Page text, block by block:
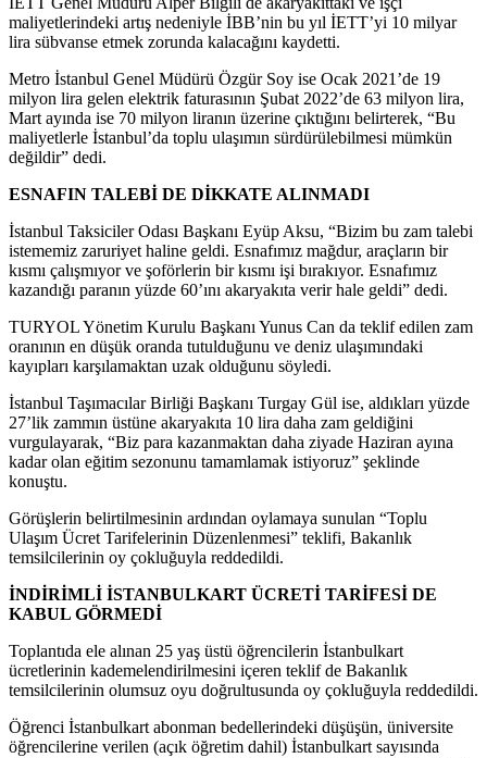
maliyetlerindeki artış nedeniyle İBB’nin bu yıl İETT’yi 10 milyar
lira sübvanse etmek zorunda kalacağını kaydetti.
Metro İstanbul Genel Müdürü Özgür Soy ise Ocak 2021’de 19
milyon lira gelen elektrik faturasının Şubat 2022’de 63 milyon lira,
Mart ayında ise 70 milyon liranın üzerine çıktığını belirterek, “Bu
maliyetlerle İstanbul’da toplu ulaşımın sürdürülebilmesi mümkün
değildir” dedi.
ESNAFIN TALEBİ DE DİKKATE ALINMADI
İstanbul Taksiciler Odası Başkanı Eyüp Aksu, “Bizim bu zam talebi
istememiz zaruriyet haline geldi. Esnafımız mağdur, araçların bir
kısmı çalışmıyor ve şoförlerin bir kısmı işi bırakıyor. Esnafımız
kazandığı paranın yüzde 60’ını akaryakıta verir hale geldi” dedi.
TURYOL Yönetim Kurulu Başkanı Yunus Can da teklif edilen zam
oranının en düşük oranda tutulduğunu ve deniz ulaşımındaki
kayıpları karşılamaktan uzak olduğunu söyledi.
İstanbul Taşımacılar Birliği Başkanı Turgay Gül ise, aldıkları yüzde
27’lik zammın üstüne akaryakıta 10 lira daha zam geldiğini
vurgulayarak, “Biz para kazanmaktan daha ziyade Haziran ayına
kadar olan eğitim sezonunu tamamlamak istiyoruz” şeklinde
konuştu.
Görüşlerin belirtilmesinin ardından oylamaya sunulan “Toplu
Ulaşım Ücret Tarifelerinin Düzenlenmesi” teklifi, Bakanlık
temsilcilerinin oy çokluğuyla reddedildi.
İNDİRİMLİ İSTANBULKART ÜCRETİ TARİFESİ DE
KABUL GÖRMEDİ
Toplantıda ele alınan 25 yaş üstü öğrencilerin İstanbulkart
ücretlerinin kademelendirilmesini içeren teklif de Bakanlık
temsilcilerinin olumsuz oyu doğrultusunda oy çokluğuyla reddedildi.
Öğrenci İstanbulkart abonman bedellerindeki düşüşün, üniversite
öğrencilerine verilen (açık öğretim dahil) İstanbulkart sayısında